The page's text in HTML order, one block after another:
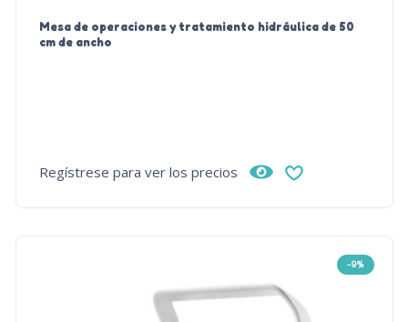
Mesa de operaciones y tratamiento hidráulica de 50
cm de ancho
Regístrese para ver los precios
-9%